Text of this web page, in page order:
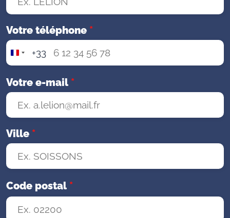
Votre téléphone *
F
r
a
n
c
e
+
3
3
+33
Votre e-mail *
Ville *
Code postal *